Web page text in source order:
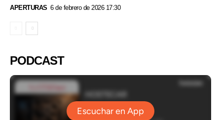
APERTURAS 6 de febrero de 2026 17:30
PODCAST